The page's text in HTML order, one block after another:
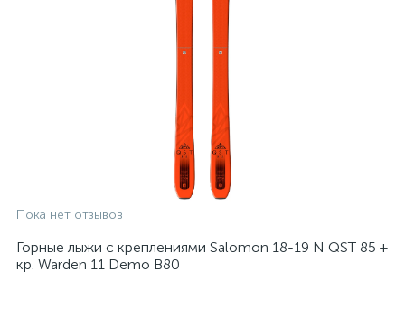
Пока нет отзывов
Горные лыжи с креплениями Salomon 18-19 N QST 85 +
кр. Warden 11 Demo B80